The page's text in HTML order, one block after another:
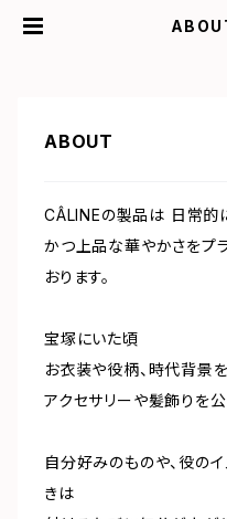
ABOUT
CÂLINEの製品は 日常的
かつ上品な華やかさをプ
おります。
宝塚にいた頃
お衣装や役柄、時代背景
アクセサリーや髪飾りを
自分好みのものや、役の
きは